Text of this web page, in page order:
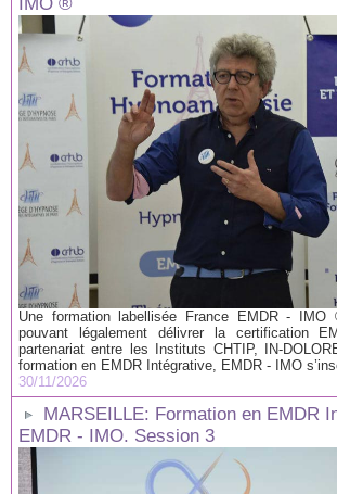
IMO ®
Une formation labellisée France EMDR - IMO
pouvant légalement délivrer la certification
partenariat entre les Instituts CHTIP, IN-
formation en EMDR Intégrative, EMDR - IMO
30/11/2026
MARSEILLE: Formation en EMDR
EMDR - IMO. Session 3